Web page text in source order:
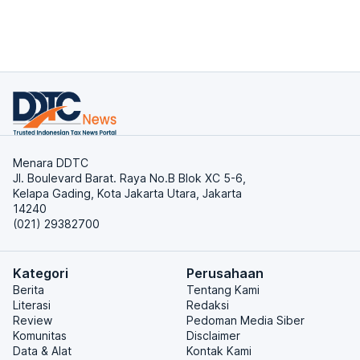
Menara DDTC
Jl. Boulevard Barat. Raya No.B Blok XC 5-6,
Kelapa Gading, Kota Jakarta Utara, Jakarta
14240
(021) 29382700
Kategori
Berita
Literasi
Review
Komunitas
Data & Alat
Perusahaan
Tentang Kami
Redaksi
Pedoman Media Siber
Disclaimer
Kontak Kami